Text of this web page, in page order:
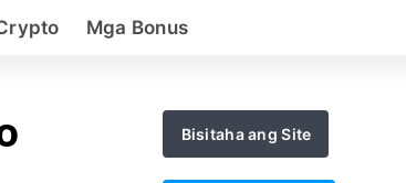
Mga Bonus
Bisitaha ang Site